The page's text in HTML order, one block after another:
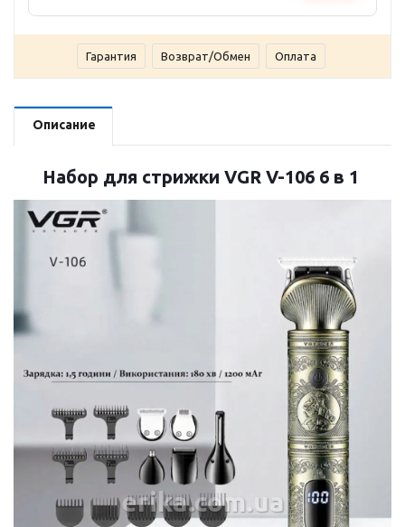
Гарантия Возврат/Обмен Оплата
Описание
Набор для стрижки VGR V-106 6 в 1
erika.com.ua